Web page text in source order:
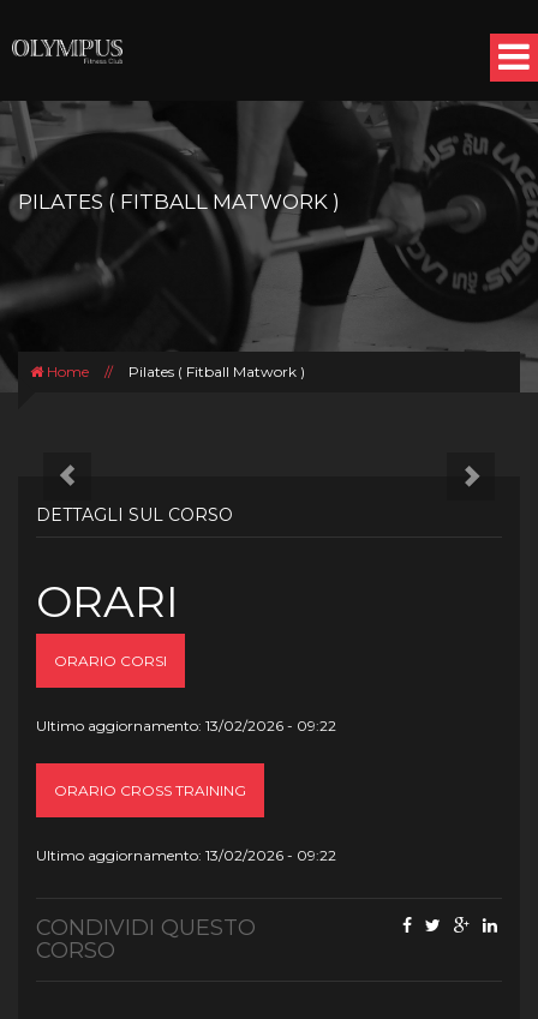
PILATES ( FITBALL MATWORK )
Home // Pilates ( Fitball Matwork )
Precedente
DETTAGLI SUL CORSO
ORARI
ORARIO CORSI
Ultimo aggiornamento: 13/02/2026 - 09:22
ORARIO CROSS TRAINING
Ultimo aggiornamento: 13/02/2026 - 09:22
CONDIVIDI QUESTO
CORSO